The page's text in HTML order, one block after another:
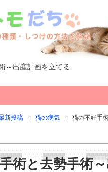
～出産計画を立てる
新投稿 猫の病気
猫の不妊手
術と去勢手術～